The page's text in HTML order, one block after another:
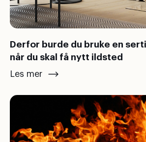
Derfor burde du bruke en
når du skal få nytt ildsted
Les mer